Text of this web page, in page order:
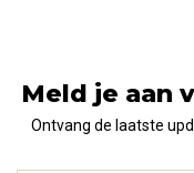
Meld je aan
Ontvang de laatste